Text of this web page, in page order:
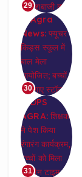
29
30
31